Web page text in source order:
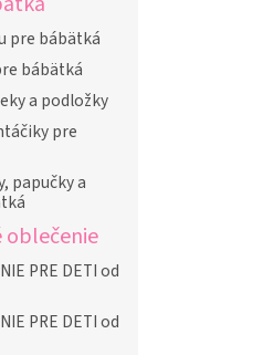
pre bábätká
bábätká
a podložky
pre
papučky a
oblečenie
PRE DETI od
PRE DETI od